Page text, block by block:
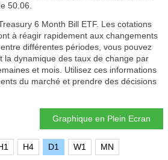
50.06.
6 Month Bill ETF. Les cotations
à réagir rapidement aux changements
différentes périodes, vous pouvez
la dynamique des taux de change par
et mois. Utilisez ces informations
du marché et prendre des décisions
Graphique en Plein Ecran
H4 D1 W1 MN